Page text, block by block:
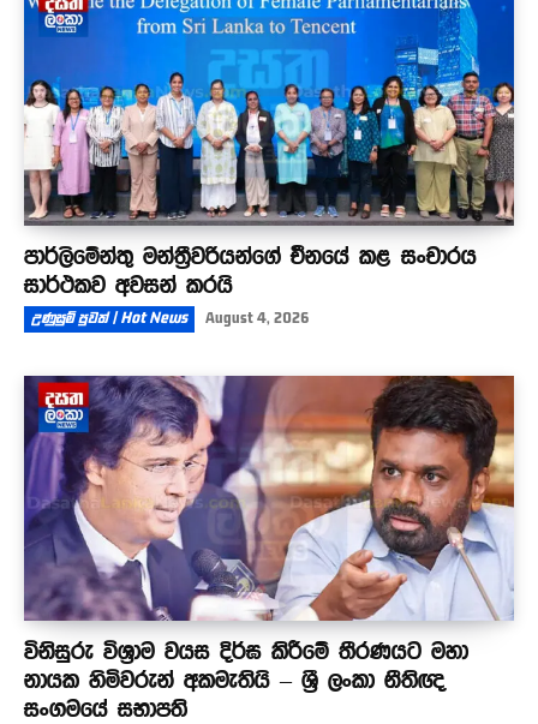
පාර්ලිමේන්තු මන්ත්‍රීවරියන්ගේ චීනයේ කළ සංචාරය
සාර්ථකව අවසන් කරයි
උණුසුම් පුවත් | Hot News August 4, 2026
විනිසුරු විශ්‍රාම වයස දිර්ඝ කිරීමේ තීරණයට මහා
නායක හිමිවරුන් අකමැතියි – ශ්‍රී ලංකා නීතිඥ
සංගමයේ සභාපති